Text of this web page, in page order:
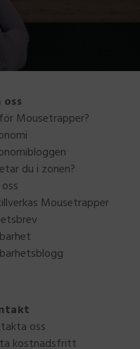
oss
Mousetrapper?
du i zonen?
Mousetrapper
oss
kostnadsfritt